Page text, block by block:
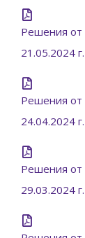
Решения от
21.05.2024 г.
Решения от
24.04.2024 г.
Решения от
29.03.2024 г.